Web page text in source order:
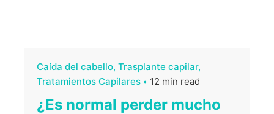
Caída del cabello Trasplante capilar
Tratamientos Capilares
12 min read
¿Es normal perder mucho